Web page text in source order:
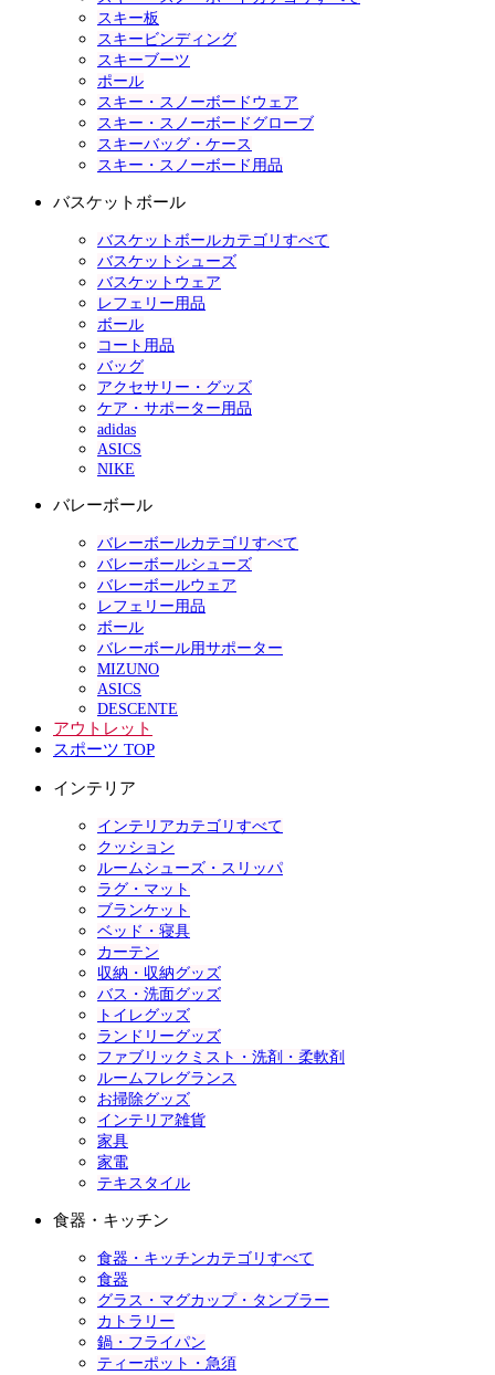
スキー板
スキービンディング
スキーブーツ
ポール
スキー・スノーボードウェア
スキー・スノーボードグローブ
スキーバッグ・ケース
スキー・スノーボード用品
バスケットボール
バスケットボールカテゴリすべて
バスケットシューズ
バスケットウェア
レフェリー用品
ボール
コート用品
バッグ
アクセサリー・グッズ
ケア・サポーター用品
adidas
ASICS
NIKE
バレーボール
バレーボールカテゴリすべて
バレーボールシューズ
バレーボールウェア
レフェリー用品
ボール
バレーボール用サポーター
MIZUNO
ASICS
DESCENTE
アウトレット
スポーツ TOP
インテリア
インテリアカテゴリすべて
クッション
ルームシューズ・スリッパ
ラグ・マット
ブランケット
ベッド・寝具
カーテン
収納・収納グッズ
バス・洗面グッズ
トイレグッズ
ランドリーグッズ
ファブリックミスト・洗剤・柔軟剤
ルームフレグランス
お掃除グッズ
インテリア雑貨
家具
家電
テキスタイル
食器・キッチン
食器・キッチンカテゴリすべて
食器
グラス・マグカップ・タンブラー
カトラリー
鍋・フライパン
ティーポット・急須